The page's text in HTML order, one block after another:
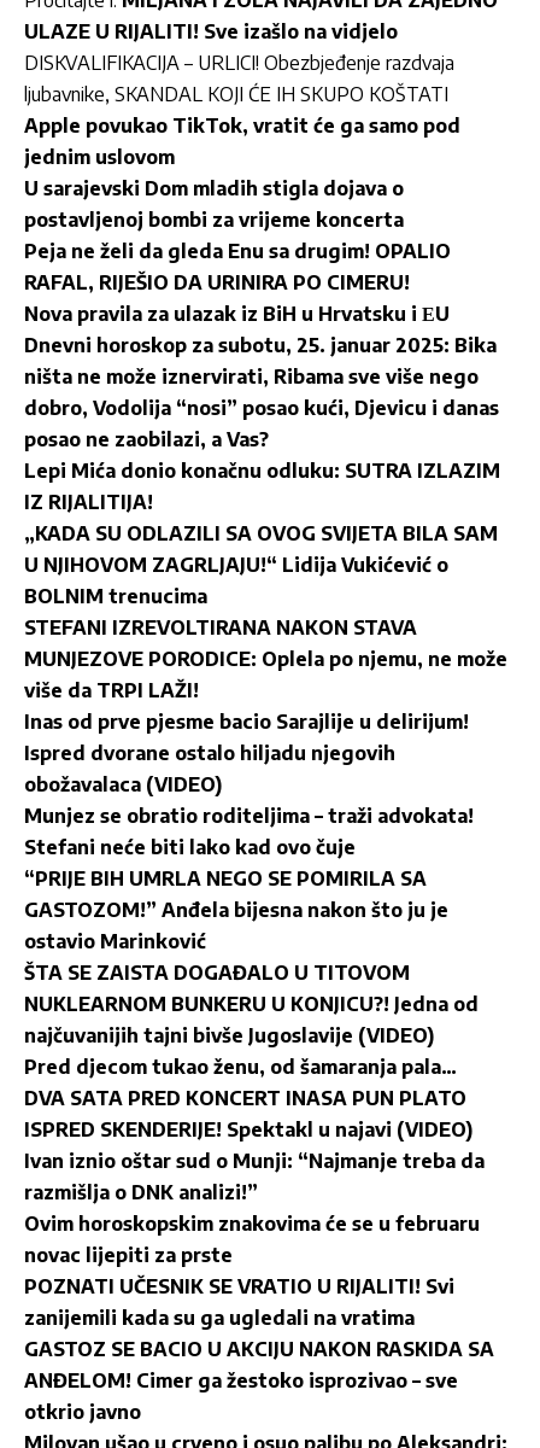
ULAZE U RIJALITI! Sve izašlo na vidjelo
DISKVALIFIKACIJA – URLICI! Obezbjeđenje razdvaja
ljubavnike, SKANDAL KOJI ĆE IH SKUPO KOŠTATI
Apple povukao TikTok, vratit će ga samo pod
jednim uslovom
U sarajevski Dom mladih stigla dojava o
postavljenoj bombi za vrijeme koncerta
Peja ne želi da gleda Enu sa drugim! OPALIO
RAFAL, RIJEŠIO DA URINIRA PO CIMERU!
Nova pravila za ulazak iz BiH u Hrvatsku i ЕU
Dnevni horoskop za subotu, 25. januar 2025: Bika
ništa ne može iznervirati, Ribama sve više nego
dobro, Vodolija “nosi” posao kući, Djevicu i danas
posao ne zaobilazi, a Vas?
Lepi Mića donio konačnu odluku: SUTRA IZLAZIM
IZ RIJALITIJA!
„KADA SU ODLAZILI SA OVOG SVIJETA BILA SAM
U NJIHOVOM ZAGRLJAJU!“ Lidija Vukićević o
BOLNIM trenucima
STEFANI IZREVOLTIRANA NAKON STAVA
MUNJEZOVE PORODICE: Oplela po njemu, ne može
više da TRPI LAŽI!
Inas od prve pjesme bacio Sarajlije u delirijum!
Ispred dvorane ostalo hiljadu njegovih
obožavalaca (VIDEO)
Munjez se obratio roditeljima – traži advokata!
Stefani neće biti lako kad ovo čuje
“PRIJE BIH UMRLA NEGO SE POMIRILA SA
GASTOZOM!” Anđela bijesna nakon što ju je
ostavio Marinković
ŠTA SE ZAISTA DOGAĐALO U TITOVOM
NUKLEARNOM BUNKERU U KONJICU?! Jedna od
najčuvanijih tajni bivše Jugoslavije (VIDEO)
Pred djecom tukao ženu, od šamaranja pala…
DVA SATA PRED KONCERT INASA PUN PLATO
ISPRED SKENDERIJE! Spektakl u najavi (VIDEO)
Ivan iznio oštar sud o Munji: “Najmanje treba da
razmišlja o DNK analizi!”
Ovim horoskopskim znakovima će se u februaru
novac lijepiti za prste
POZNATI UČESNIK SE VRATIO U RIJALITI! Svi
zanijemili kada su ga ugledali na vratima
GASTOZ SE BACIO U AKCIJU NAKON RASKIDA SA
ANĐELOM! Cimer ga žestoko isprozivao – sve
otkrio javno